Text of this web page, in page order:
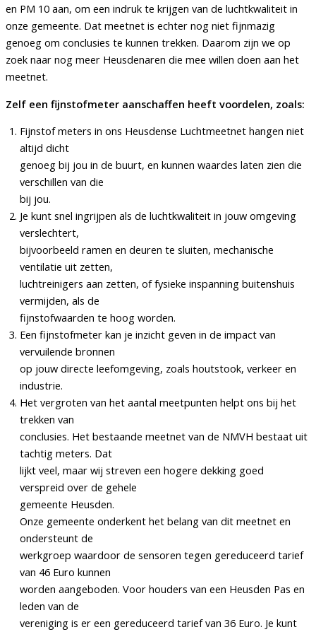
en PM 10 aan, om een indruk te krijgen van de luchtkwaliteit in
onze gemeente. Dat meetnet is echter nog niet fijnmazig
genoeg om conclusies te kunnen trekken. Daarom zijn we op
zoek naar nog meer Heusdenaren die mee willen doen aan het
meetnet.
Zelf een fijnstofmeter aanschaffen heeft voordelen, zoals:
Fijnstof meters in ons Heusdense Luchtmeetnet hangen niet
altijd dicht
genoeg bij jou in de buurt, en kunnen waardes laten zien die
verschillen van die
bij jou.
Je kunt snel ingrijpen als de luchtkwaliteit in jouw omgeving
verslechtert,
bijvoorbeeld ramen en deuren te sluiten, mechanische
ventilatie uit zetten,
luchtreinigers aan zetten, of fysieke inspanning buitenshuis
vermijden, als de
fijnstofwaarden te hoog worden.
Een fijnstofmeter kan je inzicht geven in de impact van
vervuilende bronnen
op jouw directe leefomgeving, zoals houtstook, verkeer en
industrie.
Het vergroten van het aantal meetpunten helpt ons bij het
trekken van
conclusies. Het bestaande meetnet van de NMVH bestaat uit
tachtig meters. Dat
lijkt veel, maar wij streven een hogere dekking goed
verspreid over de gehele
gemeente Heusden.
Onze gemeente onderkent het belang van dit meetnet en
ondersteunt de
werkgroep waardoor de sensoren tegen gereduceerd tarief
van 46 Euro kunnen
worden aangeboden. Voor houders van een Heusden Pas en
leden van de
vereniging is er een gereduceerd tarief van 36 Euro. Je kunt